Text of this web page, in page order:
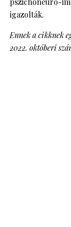
igazolták.
Ennek a cikknek
2022. októberi